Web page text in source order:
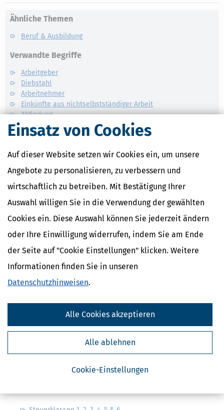
Einsatz von Cookies
Auf dieser Website setzen wir Cookies ein, um unsere
Angebote zu personalisieren, zu verbessern und
wirtschaftlich zu betreiben. Mit Bestätigung Ihrer
Auswahl willigen Sie in die Verwendung der gewählten
Cookies ein. Diese Auswahl können Sie jederzeit ändern
oder Ihre Einwilligung widerrufen, indem Sie am Ende
der Seite auf "Cookie Einstellungen" klicken. Weitere
Informationen finden Sie in unseren
Datenschutzhinweisen.
Cookie-Einstellungen
Alle ablehnen
Alle Cookies akzeptieren
Ähnliche Themen
Beruf & Ausbildung
Verwandte Begriffe
Arbeitgeber
Diebstahl
Arbeitnehmer
Einkünfte aus nichtselbstständiger Arbeit
Abfindung
Steuertipps Selbstständige
von Steuertipps abonnieren. Die
habe ich gelesen.
Meine Einwilligung kann ich jederzeit durch